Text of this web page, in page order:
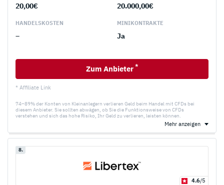
20,00€ 20.000,00€
HANDELS­KOSTEN
–
MINI­KONTRAKTE
Ja
Zum Anbieter *
* Affiliate Link
74–89% der Konten von Kleinanlegern verlieren Geld beim Handel mit CFDs bei
diesem Anbieter. Sie sollten abwägen, ob Sie die Funktionsweise von CFDs
verstehen und sich das hohe Risiko, Ihr Geld zu verlieren, leisten können.
Mehr anzeigen
8.
4.6/5